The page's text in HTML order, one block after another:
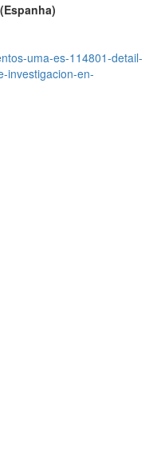
uma-es-114801-detail-
investigacion-en-